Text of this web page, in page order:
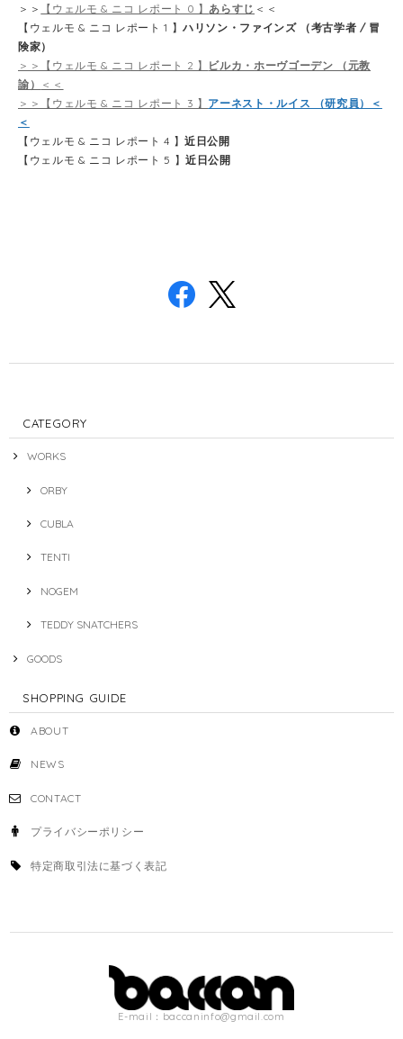
＞＞
【ウェルモ & ニコ レポート 0 】 あらすじ ＜＜
【ウェルモ & ニコ レポート 1 】ハリソン・ファインズ （考古学者 / 冒
険家）
＞＞【ウェルモ & ニコ レポート 2 】
ビルカ・ホーヴゴーデン （元教
諭）
＜＜
＞＞【ウェルモ & ニコ レポート 3 】 アーネスト・ルイス （研究員）＜
＜
【ウェルモ & ニコ レポート 4 】近日公開
【ウェルモ & ニコ レポート 5 】近日公開
CATEGORY
WORKS
ORBY
CUBLA
TENTI
NOGEM
TEDDY SNATCHERS
GOODS
SHOPPING GUIDE
ABOUT
NEWS
CONTACT
プライバシーポリシー
特定商取引法に基づく表記
E-mail： baccaninfo@gmail.com